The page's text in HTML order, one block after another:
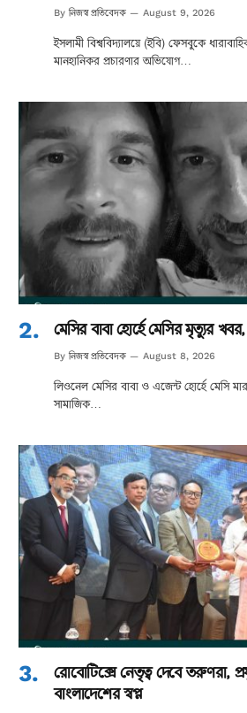
By নিজস্ব প্রতিবেদক August 9, 2026
ইসলামী বিশ্ববিদ্যালয়ে (ইবি) ফেসবুকে
মানহানিকর প্রচারণার অভিযোগ…
মেসির বাবা হোর্হে মেসির মৃত্যুর
By নিজস্ব প্রতিবেদক August 8, 2026
লিওনেল মেসির বাবা ও এজেন্ট হোর্হে মেসি
সামাজিক…
রোবোটিক্সে নেতৃত্ব দেবে তরুণরা,
বাংলাদেশের স্বপ্ন